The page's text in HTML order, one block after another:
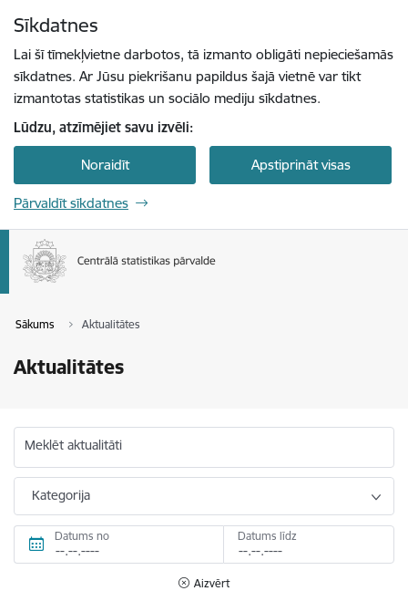
Sīkdatnes
Lai šī tīmekļvietne darbotos, tā izmanto obligāti nepieciešamās
sīkdatnes. Ar Jūsu piekrišanu papildus šajā vietnē var tikt
izmantotas statistikas un sociālo mediju sīkdatnes.
Lūdzu, atzīmējiet savu izvēli:
Noraidīt Apstiprināt visas
Pārvaldīt sīkdatnes
Sākums Aktualitātes
Aktualitātes
Meklēt aktualitāti
Kategorija
Datums no Datums līdz
Aizvērt